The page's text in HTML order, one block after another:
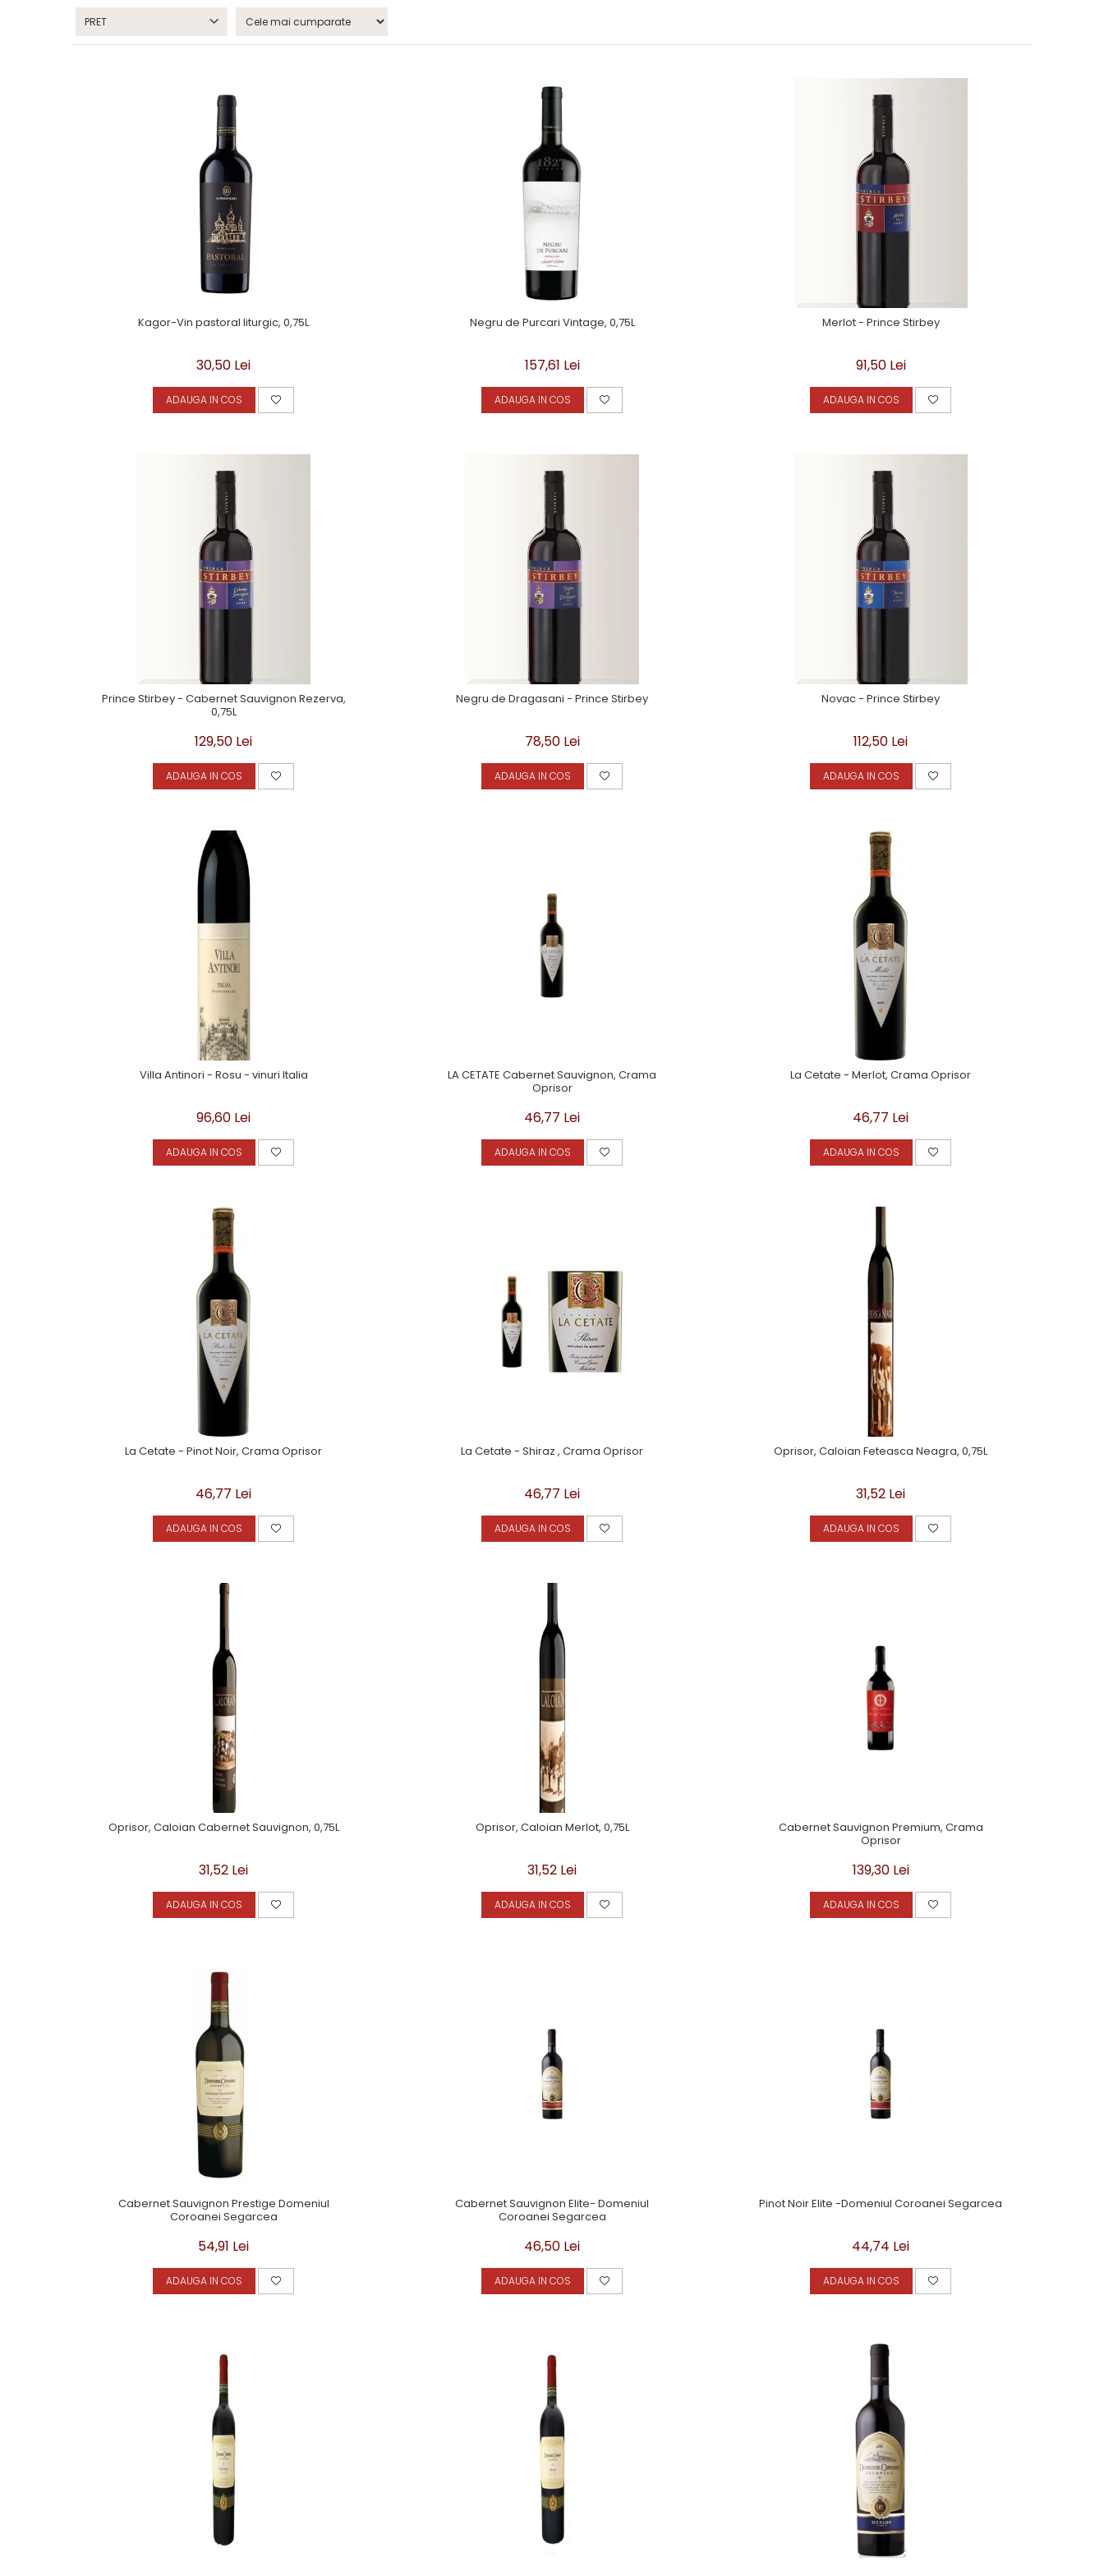
PRET
Kagor-Vin pastoral liturgic, 0,75L
30,50 Lei
ADAUGA IN COS
Negru de Purcari Vintage, 0,75L
157,61 Lei
ADAUGA IN COS
Merlot - Prince Stirbey
91,50 Lei
ADAUGA IN COS
Prince Stirbey - Cabernet Sauvignon Rezerva,
0,75L
129,50 Lei
ADAUGA IN COS
Negru de Dragasani - Prince Stirbey
78,50 Lei
ADAUGA IN COS
Novac - Prince Stirbey
112,50 Lei
ADAUGA IN COS
Villa Antinori - Rosu - vinuri Italia
96,60 Lei
ADAUGA IN COS
LA CETATE Cabernet Sauvignon, Crama
Oprisor
46,77 Lei
ADAUGA IN COS
La Cetate - Merlot, Crama Oprisor
46,77 Lei
ADAUGA IN COS
La Cetate - Pinot Noir, Crama Oprisor
46,77 Lei
ADAUGA IN COS
La Cetate - Shiraz , Crama Oprisor
46,77 Lei
ADAUGA IN COS
Oprisor, Caloian Feteasca Neagra, 0,75L
31,52 Lei
ADAUGA IN COS
Oprisor, Caloian Cabernet Sauvignon, 0,75L
31,52 Lei
ADAUGA IN COS
Oprisor, Caloian Merlot, 0,75L
31,52 Lei
ADAUGA IN COS
Cabernet Sauvignon Premium, Crama
Oprisor
139,30 Lei
ADAUGA IN COS
Cabernet Sauvignon Prestige Domeniul
Coroanei Segarcea
54,91 Lei
ADAUGA IN COS
Cabernet Sauvignon Elite- Domeniul
Coroanei Segarcea
46,50 Lei
ADAUGA IN COS
Pinot Noir Elite -Domeniul Coroanei Segarcea
44,74 Lei
ADAUGA IN COS